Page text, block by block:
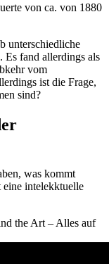
von ca. von 1880
unterschiedliche
Es fand allerdings als
vom
ist die Frage,
sind?
was kommt
eine intelekktuelle
the Art – Alles auf